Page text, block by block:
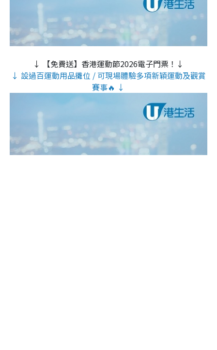
↓ 【免費送】香港運動節2026電子門票！↓
↓ 設過百運動用品攤位 / 可現場體驗多項新穎運動及觀賞
賽事🔥 ↓